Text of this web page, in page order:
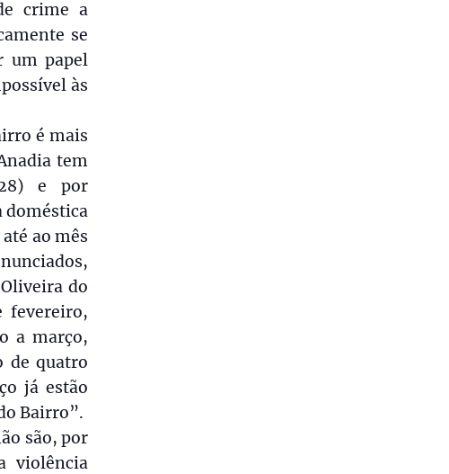
crime a
se
um papel
às
é mais
tem
e por
doméstica
ao mês
do
fevereiro,
a março,
de quatro
já estão
Bairro”.
são, por
violência